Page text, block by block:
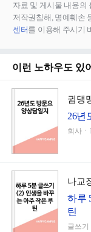
자료 및 게시물 내용의
저작권침해, 명예훼손
센터를 이용해 주시기
이런 노하우도 있
귐댕
26년
회사ㆍ
나교
하루
틴
글쓰기